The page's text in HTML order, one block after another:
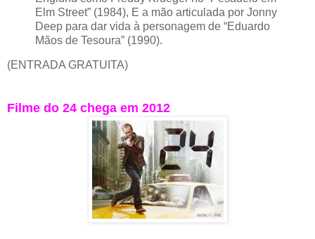
Elm Street” (1984), E a mão articulada por Jonny
Deep para dar vida à personagem de “Eduardo
Mãos de Tesoura” (1990).
(ENTRADA GRATUITA)
Filme do 24 chega em 2012